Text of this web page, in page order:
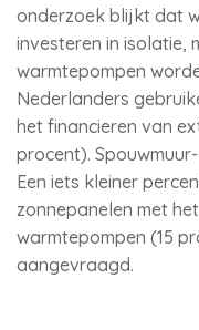
onderzoek blijkt dat
investeren in isolatie,
warmtepompen
Nederlanders
het financieren van
procent).
Een iets kleiner
zonnepanelen met
warmtepompen (15
aangevraagd.